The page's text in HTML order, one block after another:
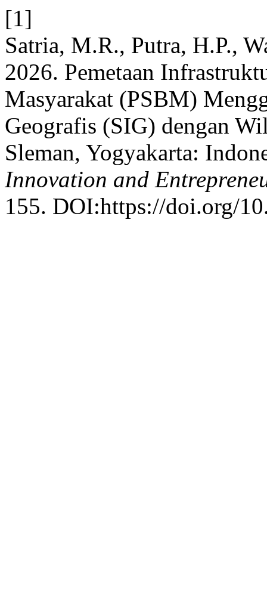
[1]
Satria, M.R., Putra, H.P.,
2026. Pemetaan
Masyarakat (PSBM)
Geografis (SIG) dengan
Sleman, Yogyakarta:
Innovation and
155. DOI:https://doi.org/